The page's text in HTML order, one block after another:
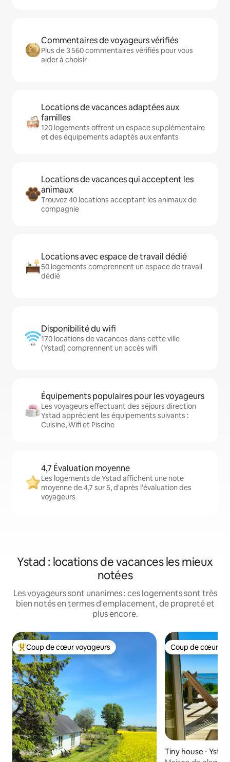
Commentaires de voyageurs vérifiés
Plus de 3 560 commentaires vérifiés pour vous
aider à choisir
Locations de vacances adaptées aux
familles
120 logements offrent un espace supplémentaire
et des équipements adaptés aux enfants
Locations de vacances qui acceptent les
animaux
Trouvez 40 locations acceptant les animaux de
compagnie
Locations avec espace de travail dédié
50 logements comprennent un espace de travail
dédié
Disponibilité du wifi
170 locations de vacances dans cette ville
(Ystad) comprennent un accès wifi
Équipements populaires pour les voyageurs
Les voyageurs effectuant des séjours direction
Ystad apprécient les équipements suivants :
Cuisine, Wifi et Piscine
4,7 Évaluation moyenne
Les logements de Ystad affichent une note
moyenne de 4,7 sur 5, d'après l'évaluation des
voyageurs
Ystad : locations de vacances les mieux
notées
Les voyageurs sont unanimes : ces logements sont très
bien notés en termes d'emplacement, de propreté et
plus encore.
Coups de cœur voyageurs les plus appréciés
Coup de cœur voyageurs Coup de cœur
Coup de cœur
Tiny house ⋅ Ystad